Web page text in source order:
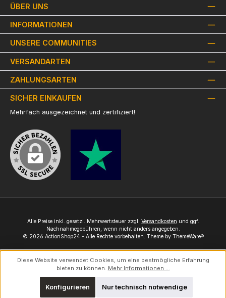
ÜBER UNS
INFORMATIONEN
UNSERE COMMUNITIES
VERSANDARTEN
ZAHLUNGSARTEN
SICHER EINKAUFEN
Mehrfach ausgezeichnet und zertifiziert!
Alle Preise inkl. gesetzl. Mehrwertsteuer zzgl. Versandkosten und ggf.
Nachnahmegebühren, wenn nicht anders angegeben.
© 2026 ActionShop24 - Alle Rechte vorbehalten. Theme by ThemeWare®
Diese Website verwendet Cookies, um eine bestmögliche Erfahrung
bieten zu können. Mehr Informationen ...
Nur technisch notwendige
Konfigurieren